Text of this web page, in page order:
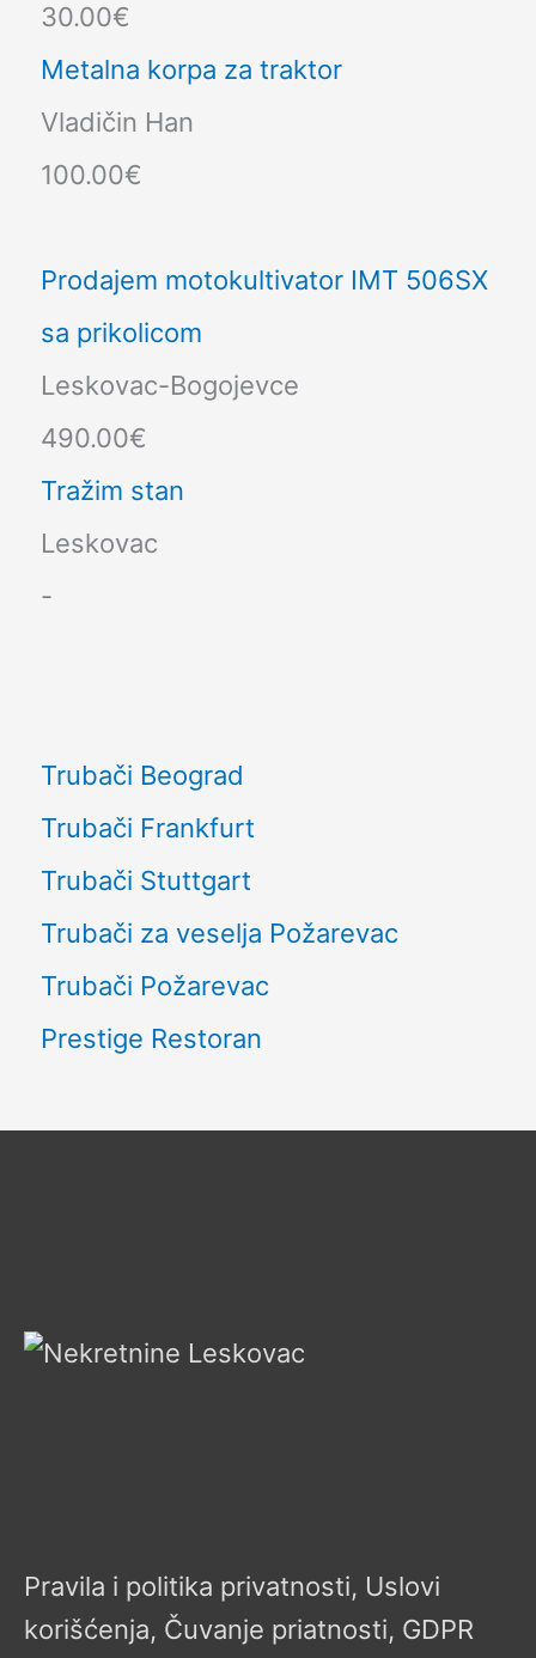
30.00€
Metalna korpa za traktor
Vladičin Han
100.00€
Prodajem motokultivator IMT 506SX
sa prikolicom
Leskovac-Bogojevce
490.00€
Tražim stan
Leskovac
-
Trubači Beograd
Trubači Frankfurt
Trubači Stuttgart
Trubači za veselja Požarevac
Trubači Požarevac
Prestige Restoran
Pravila i politika privatnosti, Uslovi
korišćenja, Čuvanje priatnosti, GDPR